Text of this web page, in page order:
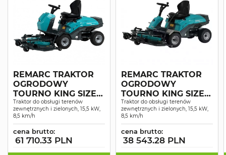
REMARC TRAKTOR
OGRODOWY
TOURNO KING SIZE 4
WD SERVO
Traktor do obsługi terenów
zewnętrznych i zielonych, 15,5 kW,
8,5 km/h
cena brutto:
61 710.33 PLN
REMARC TRAKTOR
OGRODOWY
TOURNO KING SIZE 2
WD
Traktor do obsługi terenów
zewnętrznych i zielonych, 15,5 kW,
8,5 km/h
cena brutto:
38 543.28 PLN